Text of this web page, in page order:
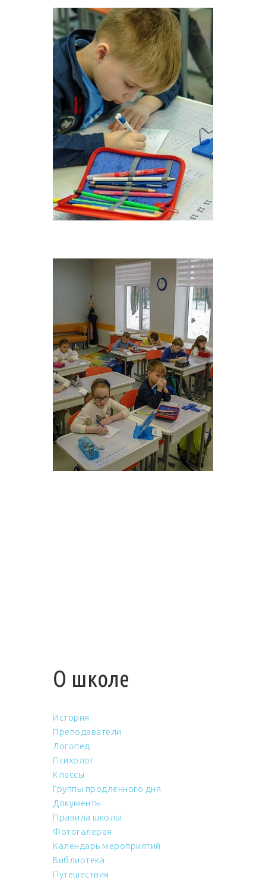
О школе
История
Преподаватели
Логопед
Психолог
Классы
Группы продлённого дня
Документы
Правила школы
Фотогалерея
Календарь мероприятий
Библиотека
Путешествия